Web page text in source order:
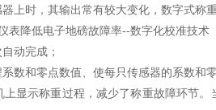
时，其输出常有较大变化，数字式称
降低电子地磅故障率--数字化校准技术
动完成；
和零点数值、使每只传感器的系数和
示称重过程，减少了称重故障环节。